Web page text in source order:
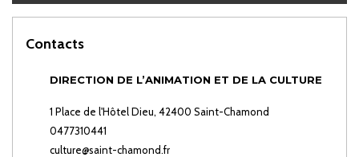
Contacts
DIRECTION DE L’ANIMATION ET DE LA CULTURE
1 Place de l'Hôtel Dieu, 42400 Saint-Chamond
0477310441
culture@saint-chamond.fr